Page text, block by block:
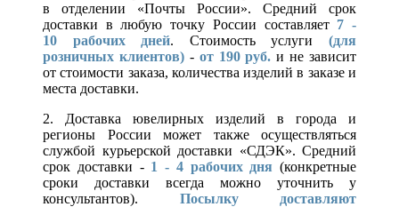
в отделении «Почты России». Средний срок
доставки в любую точку России составляет 7 -
10 рабочих дней. Стоимость услуги(для
розничных клиентов)- от 190 руб. и не зависит
от стоимости заказа, количества изделий в заказе и
места доставки.
2. Доставка ювелирных изделий в города и
регионы России может также осуществляться
службой курьерской доставки «СДЭК». Средний
срок доставки - 1 - 4 рабочих дня (конкретные
сроки доставки всегда можно уточнить у
консультантов). Посылку доставляют